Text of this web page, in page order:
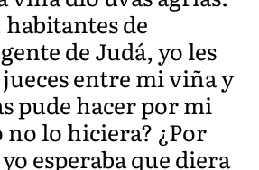
de
de Judá, yo les
entre mi viña y
pude hacer por mi
no lo hiciera? ¿Por
esperaba que diera